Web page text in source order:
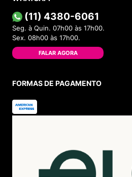
(11) 4380-6061
Seg. à Quin. 07h00 às 17h00.
Sex. 08h00 às 17h00.
FALAR AGORA
FORMAS DE PAGAMENTO